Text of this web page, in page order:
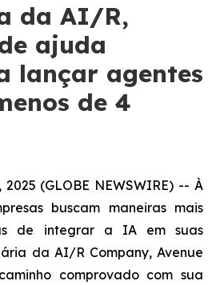
da AI/R,
ajuda
lançar agentes
de 4
2025 (GLOBE NEWSWIRE) -- À
buscam maneiras mais
de integrar a IA em suas
da AI/R Company, Avenue
comprovado com sua